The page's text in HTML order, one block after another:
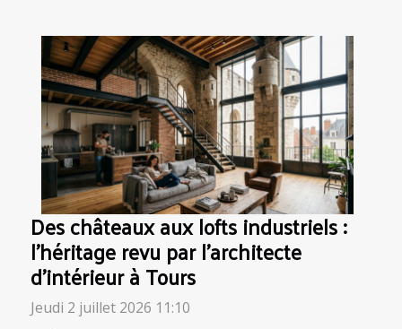
Des châteaux aux lofts industriels :
l’héritage revu par l’architecte
d’intérieur à Tours
Jeudi 2 juillet 2026 11:10